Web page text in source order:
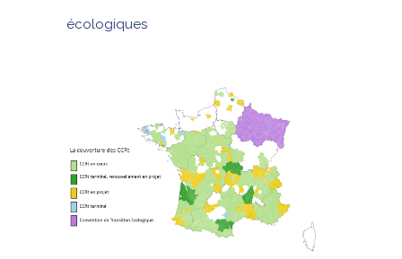
écologiques